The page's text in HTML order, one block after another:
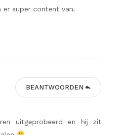
er super content van.
uitgeprobeerd en hij zit
BEANTWOORDEN